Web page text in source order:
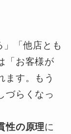
「他店とも
「お客様が
ます。もう
づらくなっ
性の原理に